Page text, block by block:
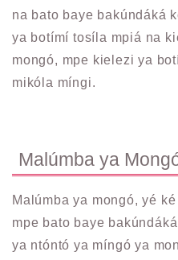
na bato baye bakúndáká
ya botímí tosíla mpiá na
mongó, mpe kielezi ya
mikóla míngi.
Malúmba ya
Malúmba ya mongó, yé
mpe bato baye
ya ntóntó ya míngó ya